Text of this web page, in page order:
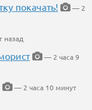
покачать!
— 2
назад
— 2 часа 9
— 2 часа 10 минут